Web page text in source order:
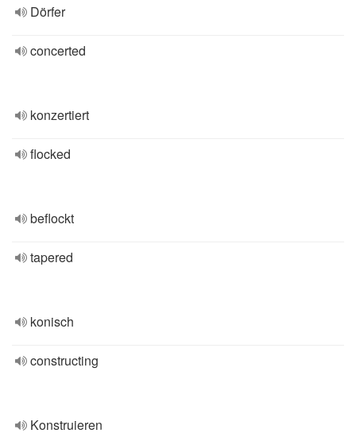
Dörfer
concerted
konzertiert
flocked
beflockt
tapered
konisch
constructing
Konstruieren